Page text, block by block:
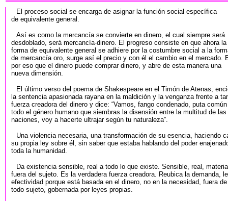
El proceso social se encarga de asignar la función social específica
de equivalente general.
Así es como la mercancía se convierte en dinero, el cual siempre será
desdoblado, será mercancía-dinero. El progreso consiste en que ahora la
forma de equivalente general se adhiere por la costumbre social a la
de mercancía oro, surge así el precio y con él el cambio en el mercado.
por eso que el dinero puede comprar dinero, y abre de esta manera una
nueva dimensión.
El último verso del poema de Shakespeare en el Timón de Atenas,
la sentencia apasionada rayana en la maldición y la venganza frente a
fuerza creadora del dinero y dice: “Vamos, fango condenado, puta
todo el género humano que siembras la disensión entre la multitud de las
naciones, voy a hacerte ultrajar según tu naturaleza”.
Una violencia necesaria, una transformación de su esencia, haciendo
su propia ley sobre él, sin saber que estaba hablando del poder
toda la humanidad.
Da existencia sensible, real a todo lo que existe. Sensible, real,
fuera del sujeto. Es la verdadera fuerza creadora. Reubica la demanda,
efectividad porque está basada en el dinero, no en la necesidad, fuera de
todo sujeto, gobernada por leyes propias.